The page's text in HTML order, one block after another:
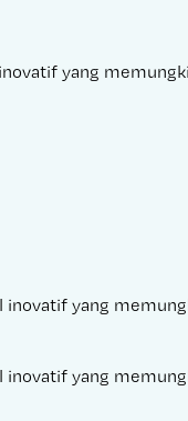
yang
inovatif yang
inovatif yang